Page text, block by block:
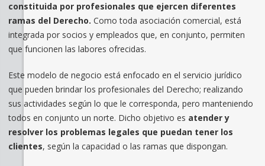
constituida por profesionales que ejercen diferentes
ramas del Derecho. Como toda asociación comercial, está
integrada por socios y empleados que, en conjunto, permiten
que funcionen las labores ofrecidas.
Este modelo de negocio está enfocado en el servicio jurídico
que pueden brindar los profesionales del Derecho; realizando
sus actividades según lo que le corresponda, pero manteniendo
todos en conjunto un norte. Dicho objetivo es atender y
resolver los problemas legales que puedan tener los
clientes, según la capacidad o las ramas que dispongan.